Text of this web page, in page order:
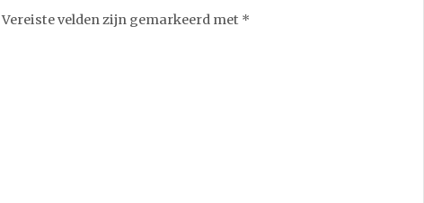
Vereiste velden zijn gemarkeerd met *